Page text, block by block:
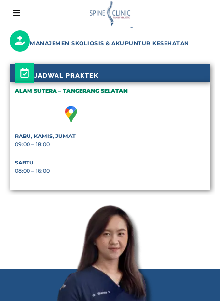
Kenal Lebih Dekat Dengan
dr. Grace Shandy Siahaan
MANAJEMEN SKOLIOSIS & AKUPUNTUR KESEHATAN
JADWAL PRAKTEK
ALAM SUTERA – TANGERANG SELATAN
RABU, KAMIS, JUMAT
09:00 – 18:00
SABTU
08:00 – 16:00